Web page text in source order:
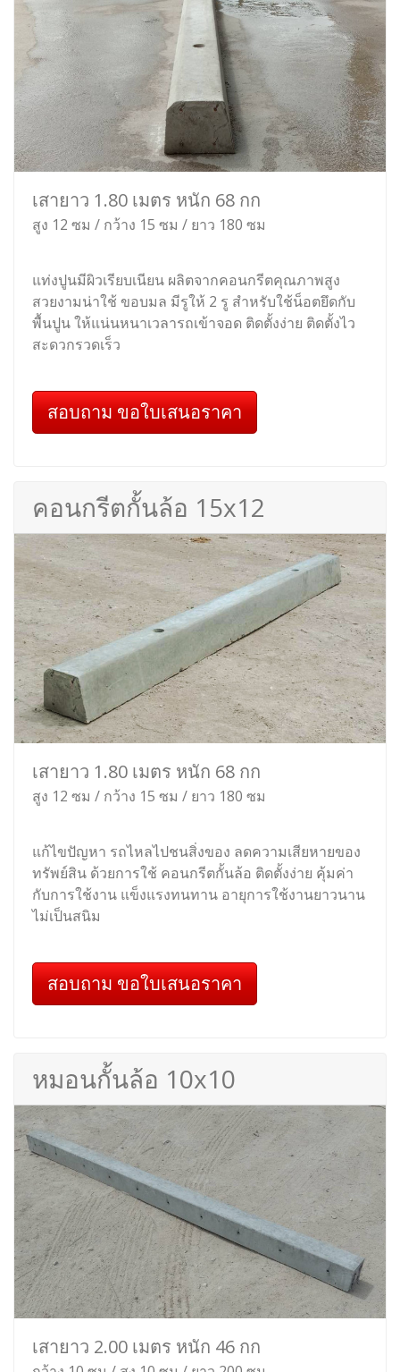
เสายาว 1.80 เมตร หนัก 68 กก
สูง 12 ซม / กว้าง 15 ซม / ยาว 180 ซม
แท่งปูนมีผิวเรียบเนียน ผลิตจากคอนกรีตคุณภาพสูง
สวยงามน่าใช้ ขอบมล มีรูให้ 2 รู สำหรับใช้น็อตยึดกับ
พื้นปูน ให้แน่นหนาเวลารถเข้าจอด ติดตั้งง่าย ติดตั้งไว
สะดวกรวดเร็ว
สอบถาม ขอใบเสนอราคา
คอนกรีตกั้นล้อ 15x12
เสายาว 1.80 เมตร หนัก 68 กก
สูง 12 ซม / กว้าง 15 ซม / ยาว 180 ซม
แก้ไขปัญหา รถไหลไปชนสิ่งของ ลดความเสียหายของ
ทรัพย์สิน ด้วยการใช้ คอนกรีตกั้นล้อ ติดตั้งง่าย คุ้มค่า
กับการใช้งาน แข็งแรงทนทาน อายุการใช้งานยาวนาน
ไม่เป็นสนิม
สอบถาม ขอใบเสนอราคา
หมอนกั้นล้อ 10x10
เสายาว 2.00 เมตร หนัก 46 กก